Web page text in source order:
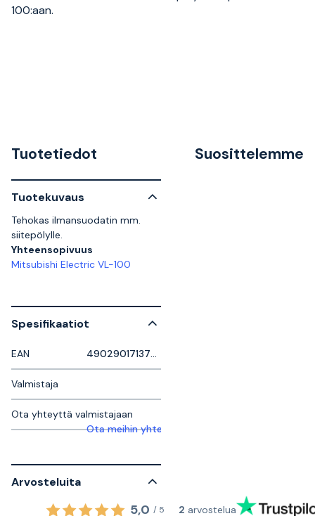
100:aan.
Tuotetiedot
Tuotekuvaus
Tehokas ilmansuodatin mm.
siitepölylle.
Yhteensopivuus
Mitsubishi Electric VL-100
Spesifikaatiot
EAN 4902901713774
Valmistaja
Ota yhteyttä valmistajaan
Ota meihin yhteyttä saadaksesi lisätietoja
Arvosteluita
5,0 / 5 2 arvostelua
Suosittelemme